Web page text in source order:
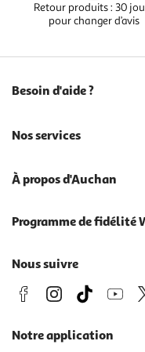
Retour produits : 30
pour changer d’avis
Besoin d'aide ?
Nos services
À propos d'Auchan
Programme de fidélité
Nous suivre
Notre application